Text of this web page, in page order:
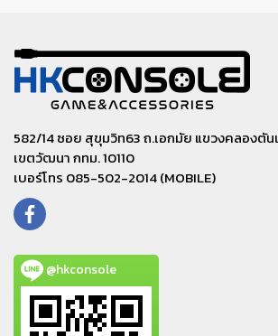
582/14 ซอย สุขุมวิท63 ถ.เอกมัย แขวงคลองตัน
เขตวัฒนา กทม. 10110
เบอร์โทร 085-502-2014 (MOBILE)
@hkconsole